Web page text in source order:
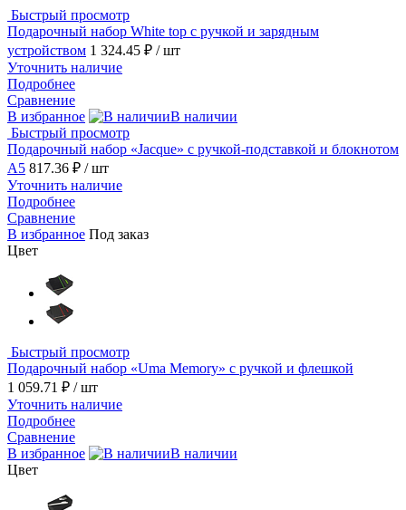
Быстрый просмотр
Подарочный набор White top с ручкой и зарядным
устройством 1 324.45 ₽ / шт
Уточнить наличие
Подробнее
Сравнение
В избранное
В наличии
Быстрый просмотр
Подарочный набор «Jacque» с ручкой-подставкой и блокнотом
А5 817.36 ₽ / шт
Уточнить наличие
Подробнее
Сравнение
В избранное Под заказ
Цвет
Быстрый просмотр
Подарочный набор «Uma Memory» с ручкой и флешкой
1 059.71 ₽ / шт
Уточнить наличие
Подробнее
Сравнение
В избранное
В наличии
Цвет